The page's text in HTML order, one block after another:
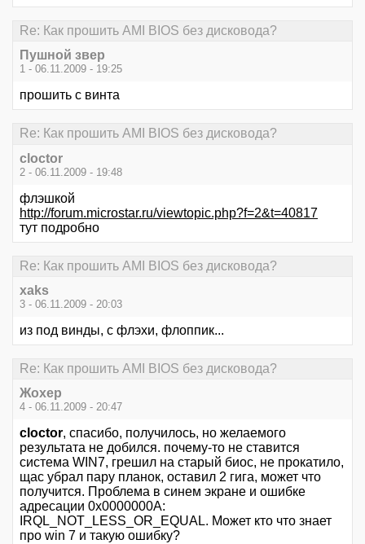
Re: Как прошить AMI BIOS без дисковода?
Пушной звер
1 - 06.11.2009 - 19:25
прошить с винта
Re: Как прошить AMI BIOS без дисковода?
cloctor
2 - 06.11.2009 - 19:48
флэшкой
http://forum.microstar.ru/viewtopic.php?f=2&t=40817
тут подробно
Re: Как прошить AMI BIOS без дисковода?
xaks
3 - 06.11.2009 - 20:03
из под винды, с флэхи, флоппик...
Re: Как прошить AMI BIOS без дисковода?
Жохер
4 - 06.11.2009 - 20:47
cloctor, спасибо, получилось, но желаемого
результата не добился. почему-то не ставится
система WIN7, грешил на старый биос, не прокатило,
щас убрал пару планок, оставил 2 гига, может что
получится. Проблема в синем экране и ошибке
адресации 0x0000000A:
IRQL_NOT_LESS_OR_EQUAL. Может кто что знает
про win 7 и такую ошибку?